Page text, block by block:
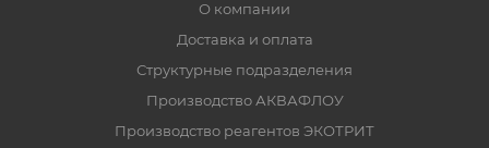
О компании
Доставка и оплата
Структурные подразделения
Производство АКВАФЛОУ
Производство реагентов ЭКОТРИТ